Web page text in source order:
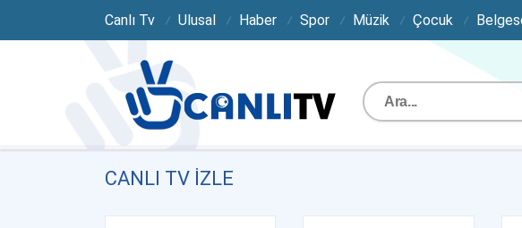
Canlı Tv Ulusal Haber Spor Müzik Çocuk
CANLI TV IZLE